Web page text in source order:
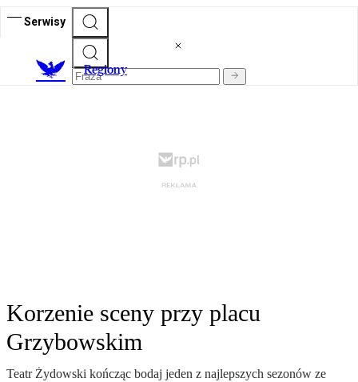
Serwisy
Regiony
Korzenie sceny przy placu
Grzybowskim
Teatr Żydowski kończąc bodaj jeden z najlepszych sezonów ze